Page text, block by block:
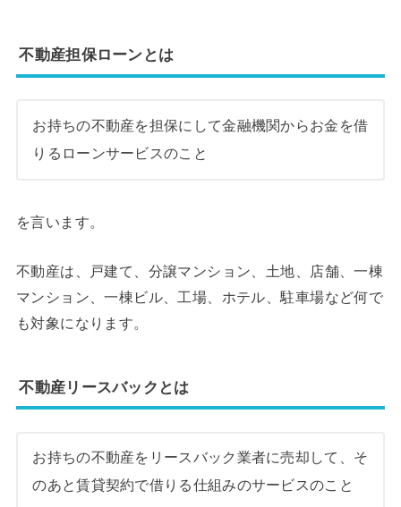
不動産担保ローンとは
お持ちの不動産を担保にして金融機関からお金を借
りるローンサービスのこと
を言います。
不動産は、戸建て、分譲マンション、土地、店舗、一棟
マンション、一棟ビル、工場、ホテル、駐車場など何で
も対象になります。
不動産リースバックとは
お持ちの不動産をリースバック業者に売却して、そ
のあと賃貸契約で借りる仕組みのサービスのこと